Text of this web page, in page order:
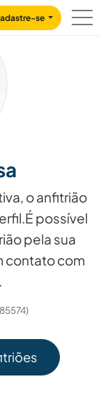
se
o anfitrião
possível
pela sua
contato com